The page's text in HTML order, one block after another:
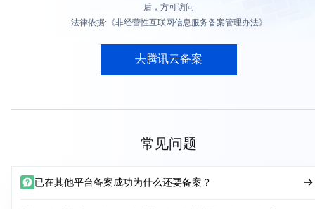
后，方可访问
法律依据:《非经营性互联网信息服务备案管理办法》
去腾讯云备案
常见问题
已在其他平台备案成功为什么还要备案？